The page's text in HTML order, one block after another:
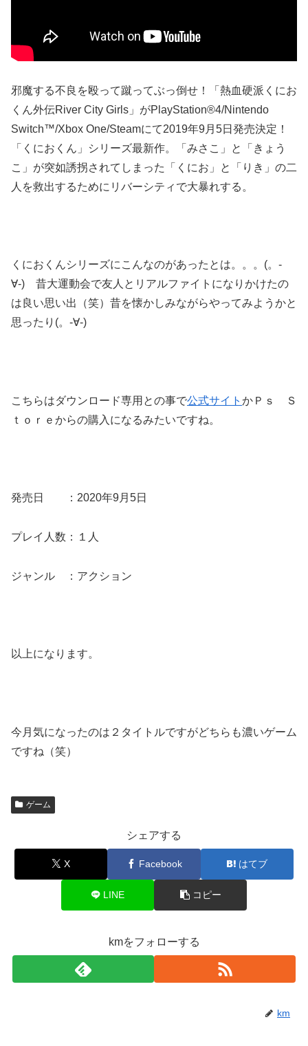
邪魔する不良を殴って蹴ってぶっ倒せ！「熱血硬派くにお
くん外伝River City Girls」がPlayStation®4/Nintendo
Switch™/Xbox One/Steamにて2019年9月5日発売決定！
「くにおくん」シリーズ最新作。「みさこ」と「きょう
こ」が突如誘拐されてしまった「くにお」と「りき」の二
人を救出するためにリバーシティで大暴れする。
くにおくんシリーズにこんなのがあったとは。。。(。-
∀-) 昔大運動会で友人とリアルファイトになりかけたの
は良い思い出（笑）昔を懐かしみながらやってみようかと
思ったり(。-∀-)
こちらはダウンロード専用との事で公式サイト かＰｓ Ｓ
ｔｏｒｅからの購入になるみたいですね。
発売日 ：2020年9月5日
プレイ人数：１人
ジャンル ：アクション
以上になります。
今月気になったのは２タイトルですがどちらも濃いゲーム
ですね（笑）
ゲーム
シェアする
X Facebook はてブ
LINE コピー
kmをフォローする
km